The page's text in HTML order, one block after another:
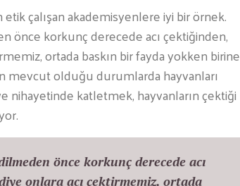
çalışan akademisyenlere iyi bir örnek.
önce korkunç derecede acı çektiğinden,
ortada baskın bir fayda yokken birine
mevcut olduğu durumlarda hayvanları
katletmek, hayvanların çektiği
önce korkunç derecede acı
onlara acı çektirmemiz, ortada